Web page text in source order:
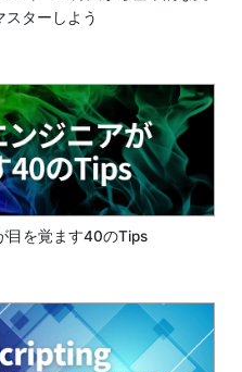
スターしよう
目を覚ます40のTips